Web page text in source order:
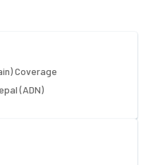
Coverage
(ADN)